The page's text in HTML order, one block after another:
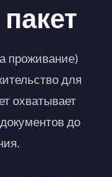
проживание)
для
охватывает
до